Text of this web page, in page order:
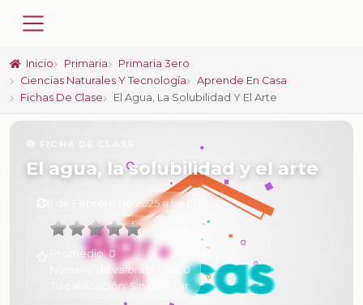
Inicio Primaria
Primaria 3ero
Ciencias Naturales Y Tecnología
Aprende En Casa
Fichas De Clase
El Agua, La Solubilidad Y El Arte
El agua, la solubilidad y el arte
6 de Febrero de 2025 a las 15:18
Promedio:0
Número de valoraciones:0
Tu calificación:Sin calificar